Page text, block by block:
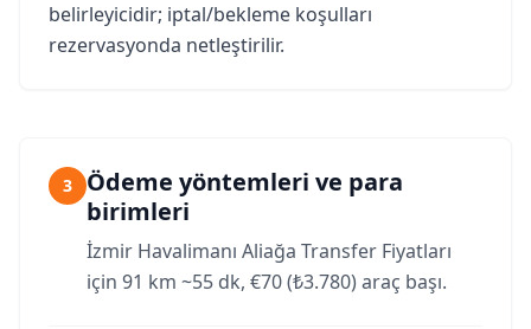
belirleyicidir; iptal/bekleme koşulları
rezervasyonda netleştirilir.
3
Ödeme yöntemleri ve para
birimleri
İzmir Havalimanı Aliağa Transfer Fiyatları
için 91 km ~55 dk, €70 (₺3.780) araç başı.